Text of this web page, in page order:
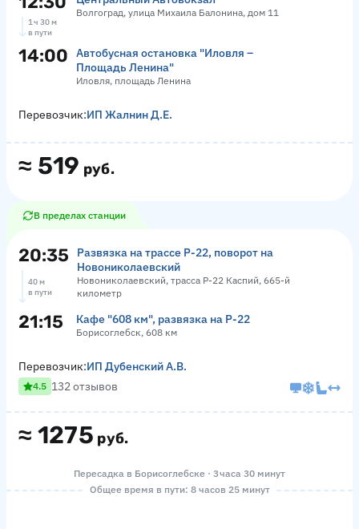
Волгоград, улица Михаила Балонина, дом 11
1 ч 30 м
в пути
14:00
Автобусная остановка "Иловля –
Площадь Ленина"
Иловля, площадь Ленина
≈ 519 руб.
Перевозчик:ИП Жалнин Д.Е.
В пределах станции
20:35
Развязка на трассе Р-22, поворот на
Новониколаевский
Новониколаевский, трасса Р-22 Каспий, 665-й
километр
40 м
в пути
21:15 Кафе "608 км", развязка на Р-22
Борисоглебск, 608 км
≈ 1275 руб.
Перевозчик:ИП Дубенский А.В.
4.5 132 отзывов
Пересадка в Борисоглебске · 3 часа 30 минут
Общее время в пути: 8 часов 25 минут